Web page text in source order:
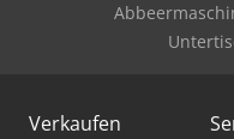
Verkaufen